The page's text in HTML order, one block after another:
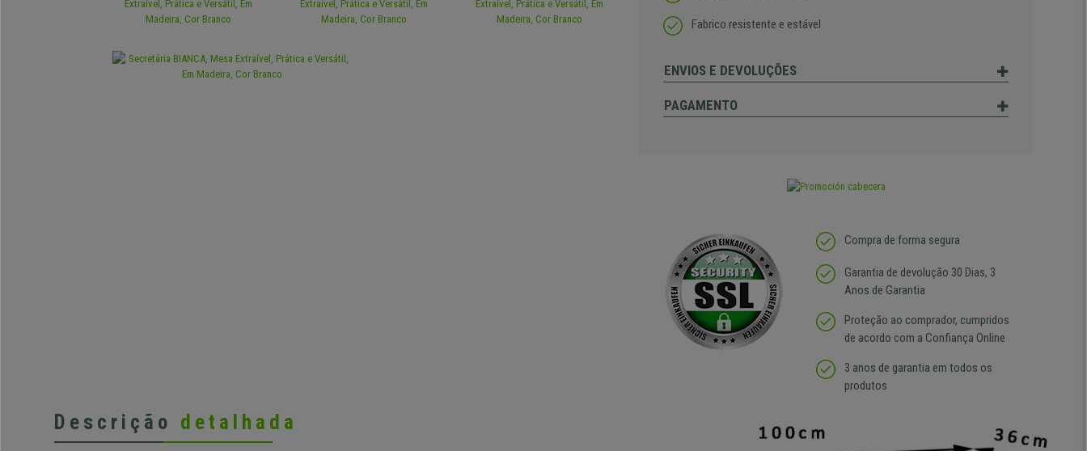
Fabrico resistente e estável
ENVIOS E DEVOLUÇÕES
PAGAMENTO
Compra de forma segura
Garantia de devolução 30 Dias, 3
Anos de Garantia
Proteção ao comprador, cumpridos
de acordo com a Confiança Online
3 anos de garantia em todos os
produtos
Descrição detalhada